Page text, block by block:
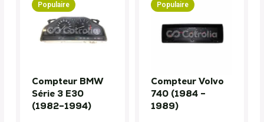
Populaire
Compteur BMW
Série 3 E30
(1982–1994)
Populaire
Compteur Volvo
740 (1984 –
1989)